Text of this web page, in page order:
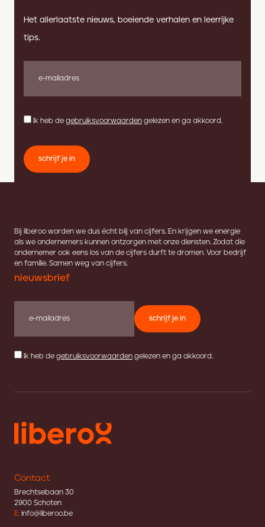
Het allerlaatste nieuws, boeiende verhalen en leerrijke
tips.
Ik heb de gebruiksvoorwaarden gelezen en ga akkoord.
schrijf je in
Bij liberoo worden we dus écht blij van cijfers. En krijgen we energie
als we ondernemers kunnen ontzorgen met onze diensten. Zodat die
ondernemer ook eens los van de cijfers durft te dromen. Voor bedrijf
en familie. Samen weg van cijfers.
nieuwsbrief
schrijf je in
Ik heb de gebruiksvoorwaarden gelezen en ga akkoord.
Contact
Brechtsebaan 30
2900 Schoten
E: info@liberoo.be